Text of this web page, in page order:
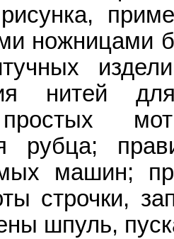
ножницами
нитей
рубца;
машин;
строчки,
шпуль,